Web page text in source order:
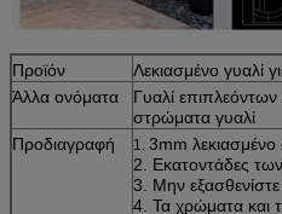
Προϊόν
Λεκιασμένο γυαλί
Άλλα ονόματα
Γυαλί
στρώματα γυαλί
Προδιαγραφή
1. 3mm λεκιασμένο
2. Εκατοντάδες
3. Μην εξασθενίστε
4. Τα χρώματα και